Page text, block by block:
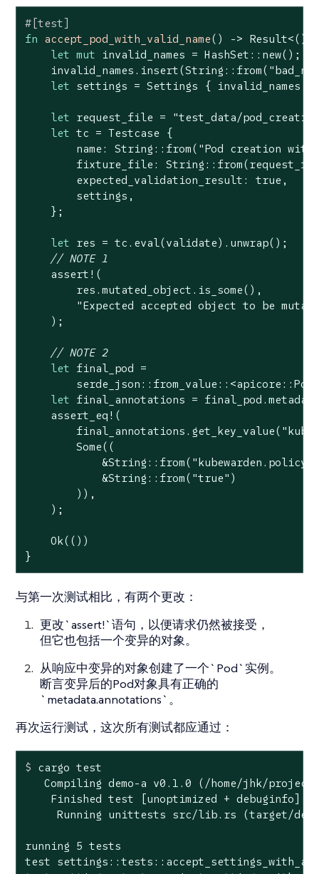
#[test]
fn accept_pod_with_valid_name() -> Result<(),
let mut invalid_names = HashSet::new();
    invalid_names.insert(
String ::from(
let settings = Settings { invalid_names };
let request_file =
"test_data/
let tc = Testcase {
        name:
String ::from( "Pod creation with
        fixture_file:
String
        expected_validation_result:
true,
        settings,
    };
let res = tc.eval(validate).unwrap();
// NOTE 1
assert! (
        res.mutated_object.is_some(),
"Expected accepted object to be
    );
// NOTE 2
let final_pod =
let final_annotations =
assert_eq! (
        final_annotations.get_key_value(
Some((
            &
String ::from(
            &
String ::from( "true" )
        )),
    );
Ok(())
}
与第一次测试相比，有两个更改：
更改`assert!`语句，以便请求仍然被接受，
但它也包括一个变异的对象。
从响应中变异的对象创建了一个`Pod`实例。
断言变异后的Pod对象具有正确的
`metadata.annotations`。
再次运行测试，这次所有测试都应通过：
$ cargo test
Compiling demo-a v0.1.0 (/home/jhk/
Finished test [unoptimized + debuginfo]
Running unittests src/lib.rs (target/
running 5 tests
test